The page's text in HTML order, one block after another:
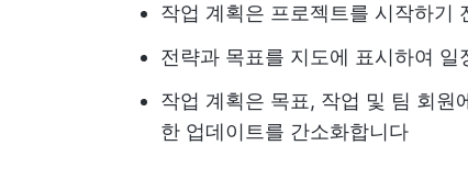
작업 계획은 프로젝트를 시작하기
전략과 목표를 지도에 표시하여
작업 계획은 목표, 작업 및 팀 회원
한 업데이트를 간소화합니다